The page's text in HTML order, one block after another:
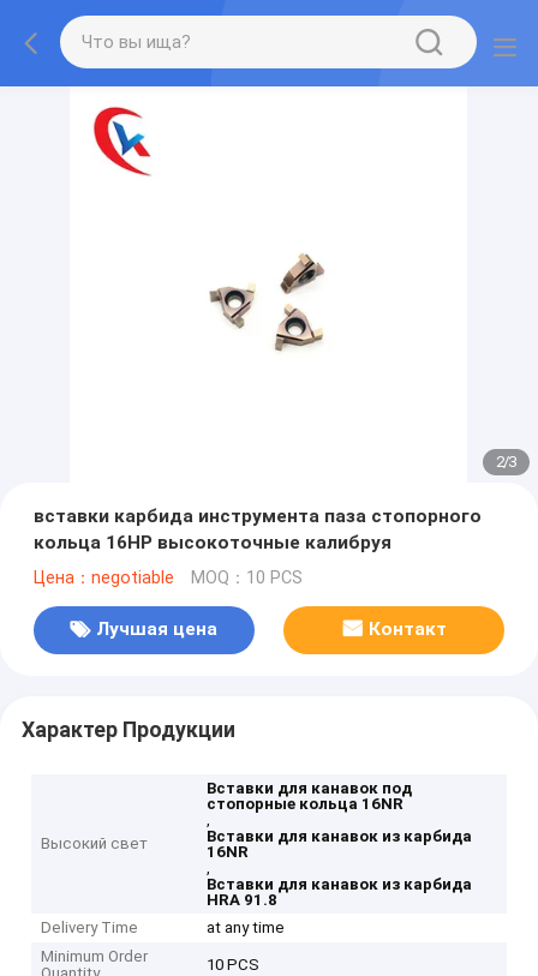
2/3
вставки карбида инструмента паза стопорного
кольца 16НР высокоточные калибруя
Цена：negotiable MOQ：10 PCS
Лучшая цена Контакт
Характер Продукции
Высокий свет
Вставки для канавок под
стопорные кольца 16NR
,
Вставки для канавок из карбида
16NR
,
Вставки для канавок из карбида
HRA 91.8
Delivery Time
at any time
Minimum Order
10 PCS